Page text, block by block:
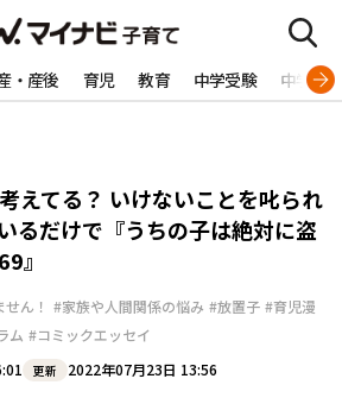
・産後 育児 教育 中学受験 中学生
えてる？ いけないことを叱られ
るだけで『うちの子は絶対に盗
』
ん！ #家族や人間関係の悩み #放置子 #育児漫
ム #コミックエッセイ
更新 2022年07月23日 13:56